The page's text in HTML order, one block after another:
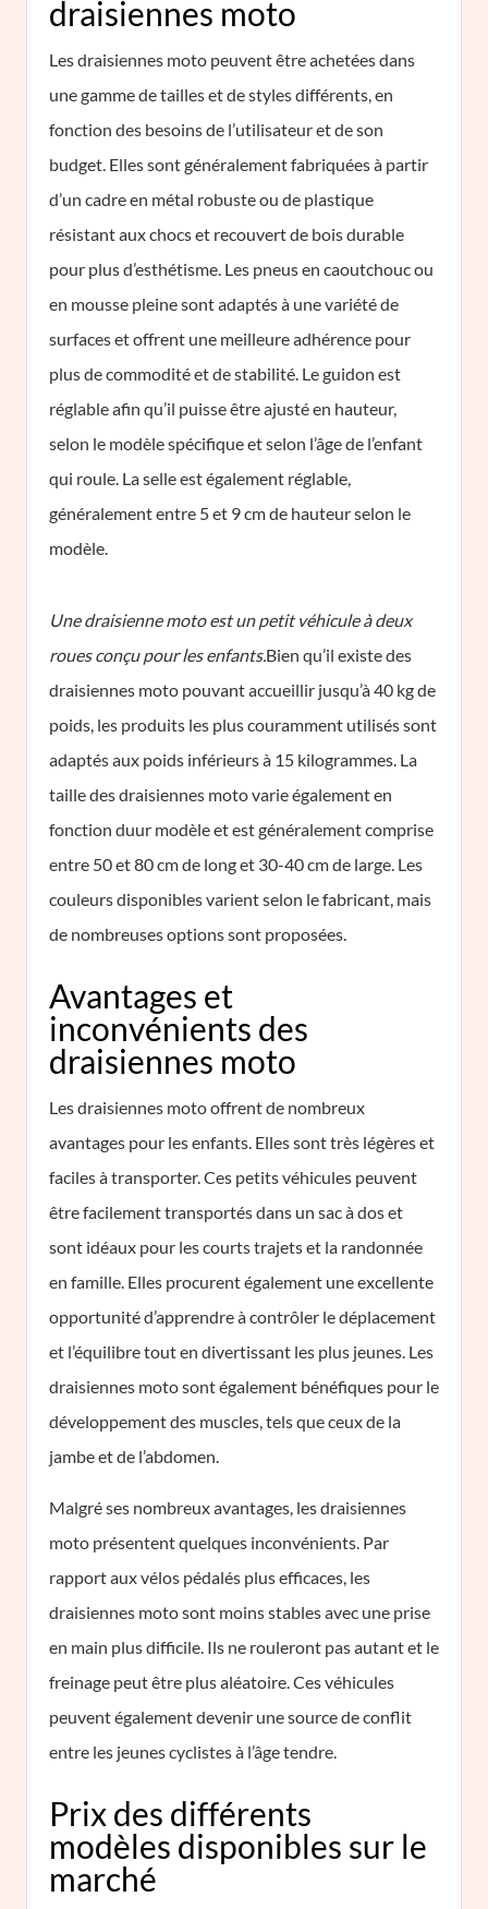
draisiennes moto
Les draisiennes moto peuvent être achetées dans
une gamme de tailles et de styles différents, en
fonction des besoins de l’utilisateur et de son
budget. Elles sont généralement fabriquées à partir
d’un cadre en métal robuste ou de plastique
résistant aux chocs et recouvert de bois durable
pour plus d’esthétisme. Les pneus en caoutchouc ou
en mousse pleine sont adaptés à une variété de
surfaces et offrent une meilleure adhérence pour
plus de commodité et de stabilité. Le guidon est
réglable afin qu’il puisse être ajusté en hauteur,
selon le modèle spécifique et selon l’âge de l’enfant
qui roule. La selle est également réglable,
généralement entre 5 et 9 cm de hauteur selon le
modèle.
Une draisienne moto est un petit véhicule à deux
roues conçu pour les enfants.Bien qu’il existe des
draisiennes moto pouvant accueillir jusqu’à 40 kg de
poids, les produits les plus couramment utilisés sont
adaptés aux poids inférieurs à 15 kilogrammes. La
taille des draisiennes moto varie également en
fonction duur modèle et est généralement comprise
entre 50 et 80 cm de long et 30-40 cm de large. Les
couleurs disponibles varient selon le fabricant, mais
de nombreuses options sont proposées.
Avantages et
inconvénients des
draisiennes moto
Les draisiennes moto offrent de nombreux
avantages pour les enfants. Elles sont très légères et
faciles à transporter. Ces petits véhicules peuvent
être facilement transportés dans un sac à dos et
sont idéaux pour les courts trajets et la randonnée
en famille. Elles procurent également une excellente
opportunité d’apprendre à contrôler le déplacement
et l’équilibre tout en divertissant les plus jeunes. Les
draisiennes moto sont également bénéfiques pour le
développement des muscles, tels que ceux de la
jambe et de l’abdomen.
Malgré ses nombreux avantages, les draisiennes
moto présentent quelques inconvénients. Par
rapport aux vélos pédalés plus efficaces, les
draisiennes moto sont moins stables avec une prise
en main plus difficile. Ils ne rouleront pas autant et le
freinage peut être plus aléatoire. Ces véhicules
peuvent également devenir une source de conflit
entre les jeunes cyclistes à l’âge tendre.
Prix des différents
modèles disponibles sur le
marché